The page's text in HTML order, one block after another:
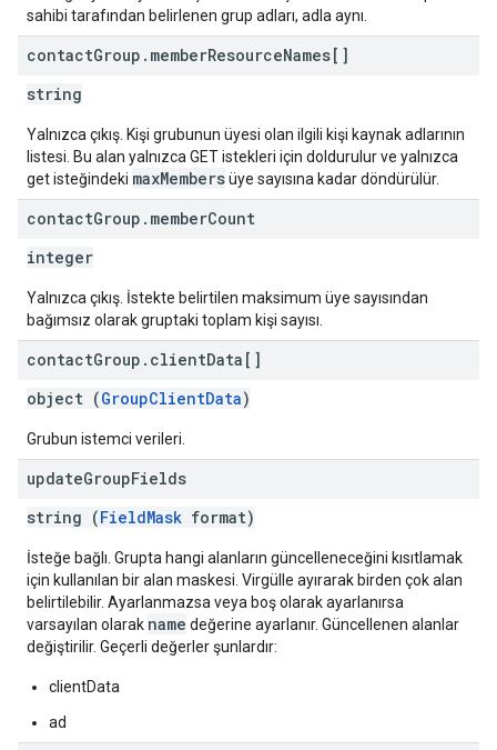
sahibi tarafından belirlenen grup adları, adla aynı.
contactGroup . memberResourceNames[]
string
Yalnızca çıkış. Kişi grubunun üyesi olan ilgili kişi kaynak adlarının
listesi. Bu alan yalnızca GET istekleri için doldurulur ve yalnızca
get isteğindeki maxMembersüye sayısına kadar döndürülür.
contactGroup . memberCount
integer
Yalnızca çıkış. İstekte belirtilen maksimum üye sayısından
bağımsız olarak gruptaki toplam kişi sayısı.
contactGroup . clientData[]
object (GroupClientData)
Grubun istemci verileri.
updateGroupFields
string (FieldMask format)
İsteğe bağlı. Grupta hangi alanların güncelleneceğini kısıtlamak
için kullanılan bir alan maskesi. Virgülle ayırarak birden çok alan
belirtilebilir. Ayarlanmazsa veya boş olarak ayarlanırsa
varsayılan olarak name değerine ayarlanır. Güncellenen alanlar
değiştirilir. Geçerli değerler şunlardır:
clientData
ad